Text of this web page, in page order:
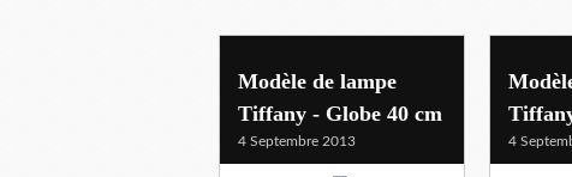
Modèle de lampe
Tiffany - Globe 40 cm
4 Septembre 2013 4